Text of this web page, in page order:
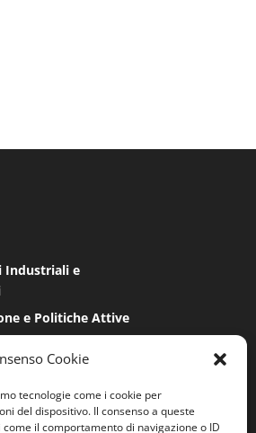
Cookie
tecnologie come i cookie per
del dispositivo. Il consenso a queste
il comportamento di navigazione o ID
Industriali e
e Politiche Attive
e Sviluppo